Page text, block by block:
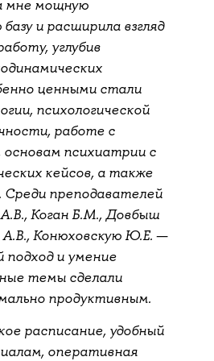
мне мощную
и расширила взгляд
углубив
ценными стали
психологической
работе с
психиатрии с
кейсов, а также
Среди преподавателей
Коган Б.М., Довбыш
А.В., Конюховскую Ю.Е. —
и умение
темы сделали
продуктивным.
расписание, удобный
оперативная